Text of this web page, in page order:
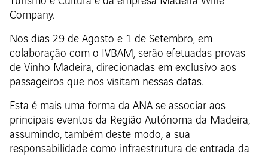
Company.
Nos dias 29 de Agosto e 1 de Setembro, em
colaboração com o IVBAM, serão efetuadas provas
de Vinho Madeira, direcionadas em exclusivo aos
passageiros que nos visitam nessas datas.
Esta é mais uma forma da ANA se associar aos
principais eventos da Região Autónoma da Madeira,
assumindo, também deste modo, a sua
responsabilidade como infraestrutura de entrada da